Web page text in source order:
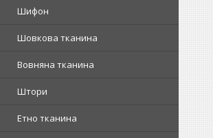
Шифон
Шовкова тканина
Вовняна тканина
Штори
Етно тканина